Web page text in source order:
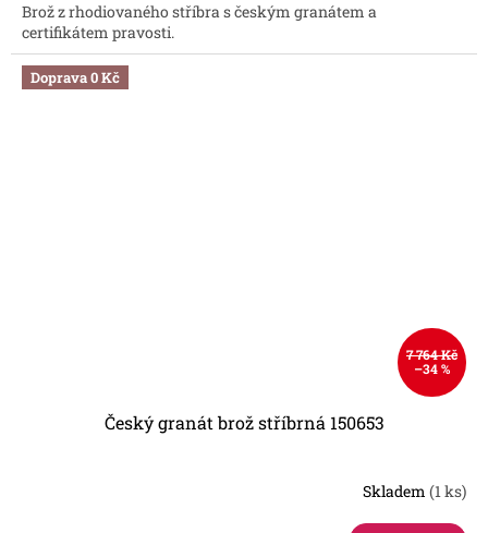
Brož z rhodiovaného stříbra s českým granátem a
certifikátem pravosti.
Doprava 0 Kč
7 764 Kč
–34 %
Český granát brož stříbrná 150653
Skladem (1 ks)